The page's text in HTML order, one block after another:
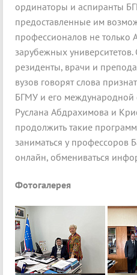
ординаторы и аспиранты
предоставленные им
профессионалов не только
зарубежных университетов.
резиденты, врачи и
вузов говорят слова
БГМУ и его международной
Руслана Абдрахимова и
продолжить такие
заниматься у профессоров
онлайн, обмениваться
Фотогалерея